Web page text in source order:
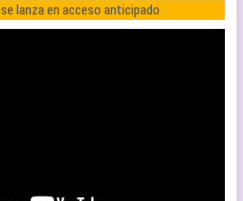
se lanza en acceso anticipado